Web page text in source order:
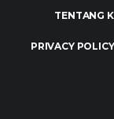
TENTANG
PRIVACY POLICY